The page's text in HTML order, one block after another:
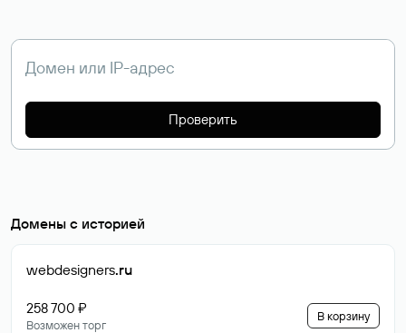
Проверить
Домены с историей
webdesigners.ru
258 700 ₽
Возможен торг
В корзину